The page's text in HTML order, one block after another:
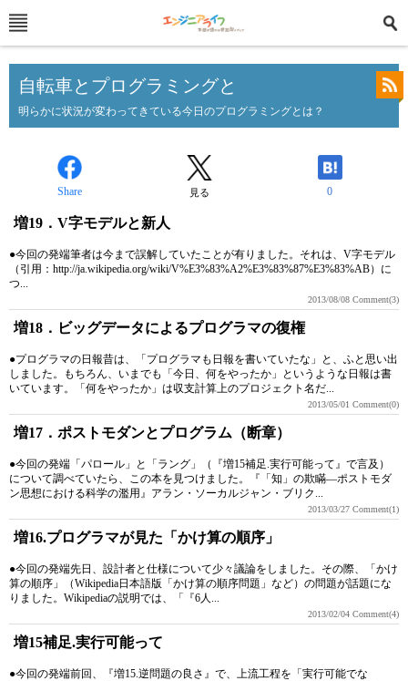
自転車とプログラミングと
明らかに状況が変わってきている今日のプログラミングとは？
Share 見る 0
増19．V字モデルと新人
●今回の発端筆者は今まで誤解していたことが有りました。それは、V字モデル
（引用：http://ja.wikipedia.org/wiki/V%E3%83%A2%E3%83%87%E3%83%AB）に
つ...
2013/08/08 Comment(3)
増18．ビッグデータによるプログラマの復権
●プログラマの日報昔は、「プログラマも日報を書いていたな」と、ふと思い出
しました。もちろん、いまでも「今日、何をやったか」というような日報は書
いています。「何をやったか」は収支計算上のプロジェクト名だ...
2013/05/01 Comment(0)
増17．ポストモダンとプログラム（断章）
●今回の発端「パロール」と「ラング」（『増15補足.実行可能って』で言及）
について調べていたら、この本を見つけました。『「知」の欺瞞―ポストモダ
ン思想における科学の濫用』アラン・ソーカルジャン・ブリク...
2013/03/27 Comment(1)
増16.プログラマが見た「かけ算の順序」
●今回の発端先日、設計者と仕様について少々議論をしました。その際、「かけ
算の順序」（Wikipedia日本語版「かけ算の順序問題」など）の問題が話題にな
りました。Wikipediaの説明では、「『6人...
2013/02/04 Comment(4)
増15補足.実行可能って
●今回の発端前回、『増15.逆問題の良さ』で、上流工程を「実行可能でな